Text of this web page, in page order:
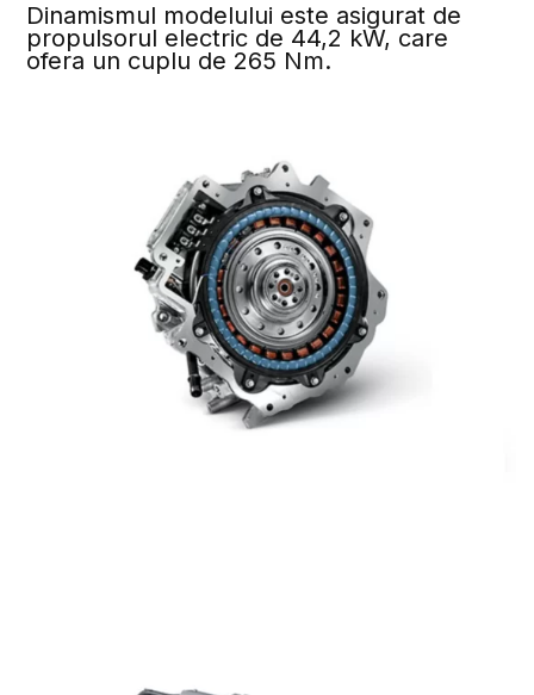
Dinamismul modelului este asigurat de
propulsorul electric de 44,2 kW, care
ofera un cuplu de 265 Nm.